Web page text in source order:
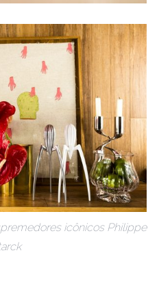
icônicos Philippe